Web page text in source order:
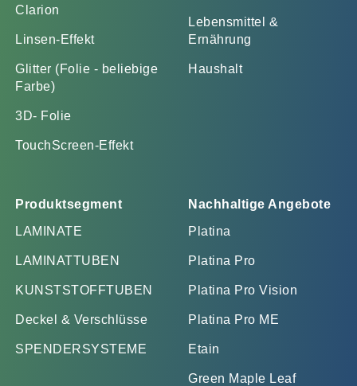
Clarion
Linsen-Effekt
Glitter (Folie - beliebige
Farbe)
3D- Folie
TouchScreen-Effekt
Lebensmittel &
Ernährung
Haushalt
Produktsegment
LAMINATE
LAMINATTUBEN
KUNSTSTOFFTUBEN
Deckel & Verschlüsse
SPENDERSYSTEME
Nachhaltige Angebote
Platina
Platina Pro
Platina Pro Vision
Platina Pro ME
Etain
Green Maple Leaf